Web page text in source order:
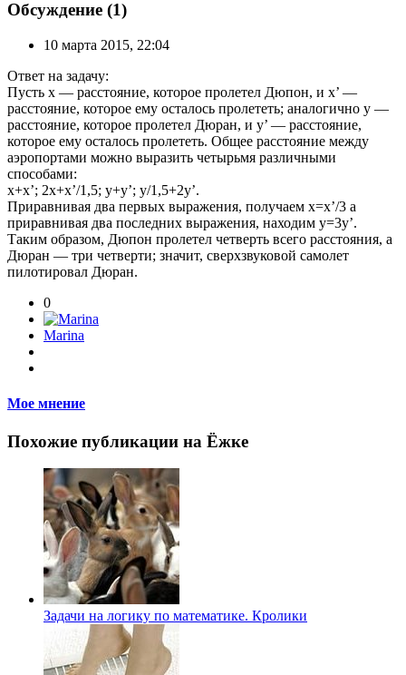
Обсуждение (1)
10 марта 2015, 22:04
Ответ на задачу:
Пусть х — расстояние, которое пролетел Дюпон, и х’ —
расстояние, которое ему осталось пролететь; аналогично у —
расстояние, которое пролетел Дюран, и у’ — расстояние,
которое ему осталось пролететь. Общее расстояние между
аэропортами можно выразить четырьмя различными
способами:
х+х’; 2х+х’/1,5; у+у’; у/1,5+2у’.
Приравнивая два первых выражения, получаем х=х’/3 а
приравнивая два последних выражения, находим у=3у’.
Таким образом, Дюпон пролетел четверть всего расстояния, а
Дюран — три четверти; значит, сверхзвуковой самолет
пилотировал Дюран.
0
Marina
Мое мнение
Похожие публикации на Ёжке
Задачи на логику по математике. Кролики